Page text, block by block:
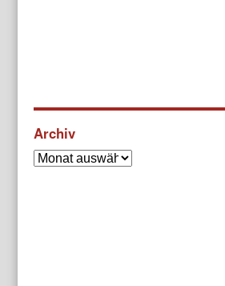
Archiv